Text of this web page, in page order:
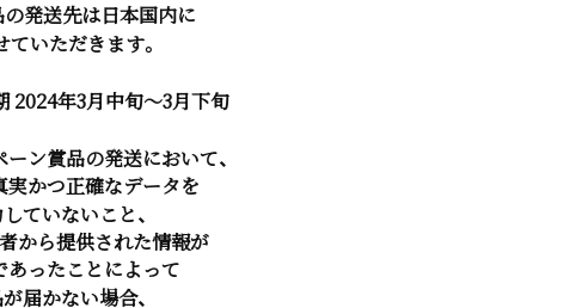
の発送先は日本国内に
ていただきます。
2024年3月中旬～3月下旬
ーン賞品の発送において、
実かつ正確なデータを
ていないこと、
から提供された情報が
あったことによって
届かない場合、